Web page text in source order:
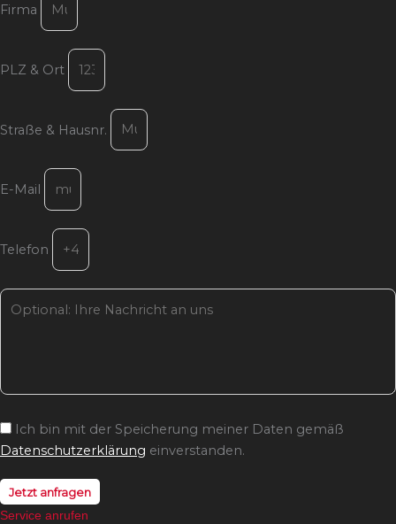
Firma
PLZ & Ort
Straße & Hausnr.
E-Mail
Telefon
Ich bin mit der Speicherung meiner Daten gemäß
Datenschutzerklärung einverstanden.
Jetzt anfragen
Service anrufen